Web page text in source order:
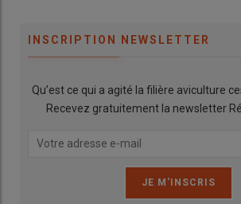
contrôle bactériologique réduisent la
participe à sa diminution.« Pour le
mécanique, la difficulté est le nettoyage
des grands standards de biosécurité mais
INSCRIPTION NEWSLETTER
Qu’est ce qui a agité la filière aviculture
Recevez gratuitement la newsletter